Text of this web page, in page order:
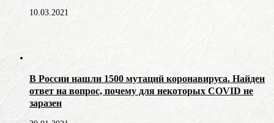
10.03.2021
В России нашли 1500 мутаций коронавируса. Найден
ответ на вопрос, почему для некоторых COVID не
заразен